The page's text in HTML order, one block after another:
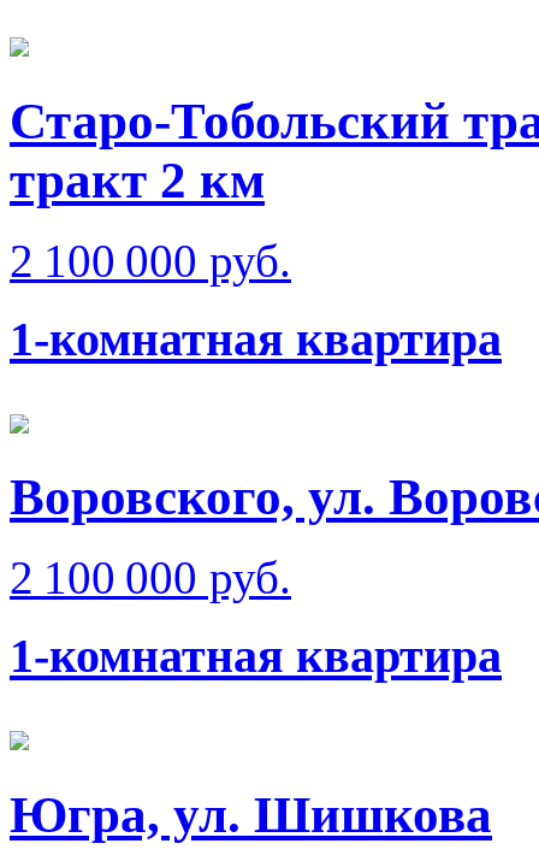
Старо-Тобольский
тракт 2 км
2 100 000 руб.
1-комнатная квартира
Воровского, ул.
2 100 000 руб.
1-комнатная квартира
Югра, ул. Шишкова